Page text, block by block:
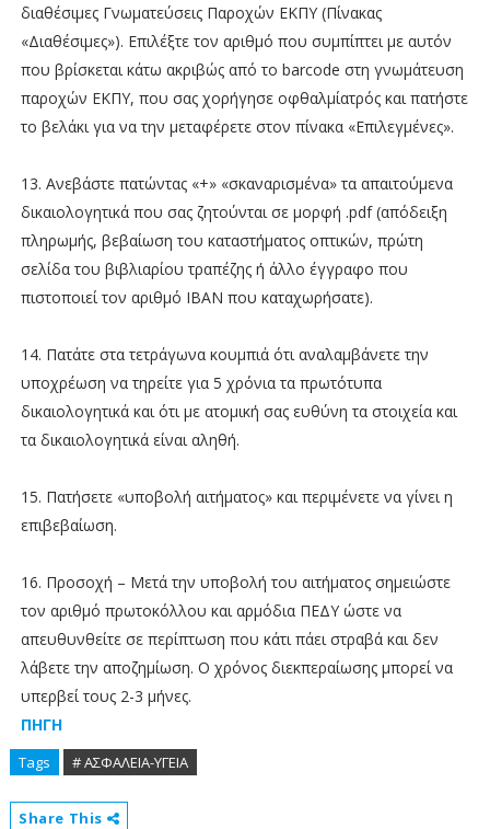
διαθέσιμες Γνωματεύσεις Παροχών ΕΚΠΥ (Πίνακας
«Διαθέσιμες»). Επιλέξτε τον αριθμό που συμπίπτει με αυτόν
που βρίσκεται κάτω ακριβώς από το barcode στη γνωμάτευση
παροχών ΕΚΠΥ, που σας χορήγησε οφθαλμίατρός και πατήστε
το βελάκι για να την μεταφέρετε στον πίνακα «Επιλεγμένες».
13. Ανεβάστε πατώντας «+» «σκαναρισμένα» τα απαιτούμενα
δικαιολογητικά που σας ζητούνται σε μορφή .pdf (απόδειξη
πληρωμής, βεβαίωση του καταστήματος οπτικών, πρώτη
σελίδα του βιβλιαρίου τραπέζης ή άλλο έγγραφο που
πιστοποιεί τον αριθμό IBAN που καταχωρήσατε).
14. Πατάτε στα τετράγωνα κουμπιά ότι αναλαμβάνετε την
υποχρέωση να τηρείτε για 5 χρόνια τα πρωτότυπα
δικαιολογητικά και ότι με ατομική σας ευθύνη τα στοιχεία και
τα δικαιολογητικά είναι αληθή.
15. Πατήσετε «υποβολή αιτήματος» και περιμένετε να γίνει η
επιβεβαίωση.
16. Προσοχή – Μετά την υποβολή του αιτήματος σημειώστε
τον αριθμό πρωτοκόλλου και αρμόδια ΠΕΔΥ ώστε να
απευθυνθείτε σε περίπτωση που κάτι πάει στραβά και δεν
λάβετε την αποζημίωση. Ο χρόνος διεκπεραίωσης μπορεί να
υπερβεί τους 2-3 μήνες.
ΠΗΓΗ
Tags # ΑΣΦΑΛΕΙΑ-ΥΓΕΙΑ
Share This